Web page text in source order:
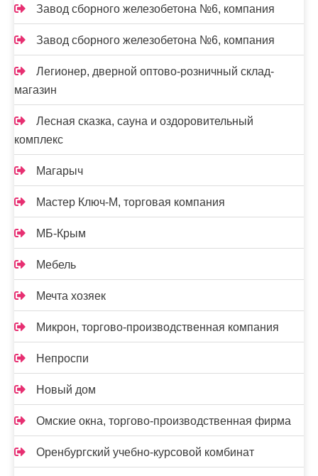
Завод сборного железобетона №6, компания
Завод сборного железобетона №6, компания
Легионер, дверной оптово-розничный склад-
магазин
Лесная сказка, сауна и оздоровительный
комплекс
Магарыч
Мастер Ключ-М, торговая компания
МБ-Крым
Мебель
Мечта хозяек
Микрон, торгово-производственная компания
Непроспи
Новый дом
Омские окна, торгово-производственная фирма
Оренбургский учебно-курсовой комбинат